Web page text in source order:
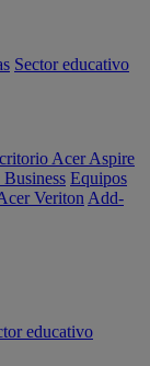
Sector educativo
Acer Aspire
Equipos
Veriton Add-
educativo